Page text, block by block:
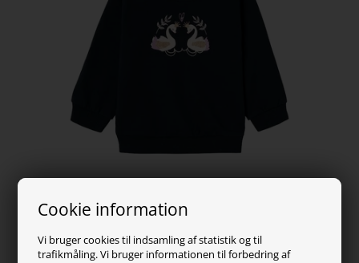
Cookie information
Vi bruger cookies til indsamling af statistik og til
trafikmåling. Vi bruger informationen til forbedring af